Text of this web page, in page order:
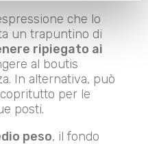
che lo
un trapuntino di
ripiegato ai
al boutis
In alternativa, può
per le
posti.
peso, il fondo